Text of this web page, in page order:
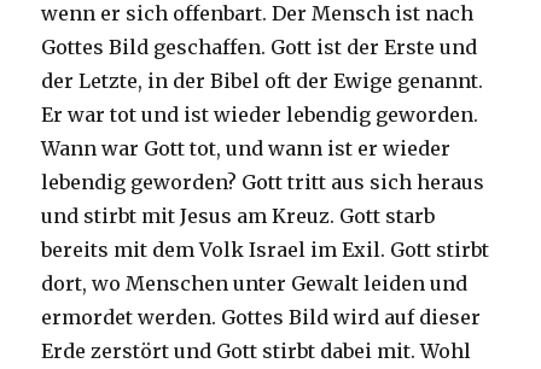
wenn er sich offenbart. Der Mensch ist nach
Gottes Bild geschaffen. Gott ist der Erste und
der Letzte, in der Bibel oft der Ewige genannt.
Er war tot und ist wieder lebendig geworden.
Wann war Gott tot, und wann ist er wieder
lebendig geworden? Gott tritt aus sich heraus
und stirbt mit Jesus am Kreuz. Gott starb
bereits mit dem Volk Israel im Exil. Gott stirbt
dort, wo Menschen unter Gewalt leiden und
ermordet werden. Gottes Bild wird auf dieser
Erde zerstört und Gott stirbt dabei mit. Wohl